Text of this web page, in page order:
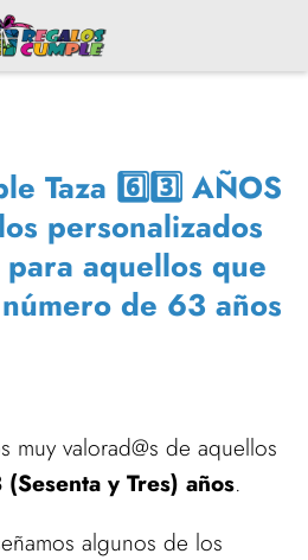
Taza 6️⃣3️⃣ AÑOS
personalizados
aquellos que
de 63 años
muy valorad@s de aquellos
y Tres) años.
algunos de los